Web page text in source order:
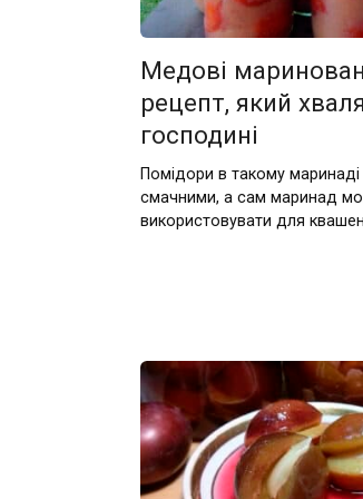
Медові
рецепт, який
господині
Помідори в такому
смачними, а сам маринад
використовувати для